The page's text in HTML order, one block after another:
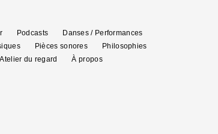
Podcasts
Danses / Performances
Pièces sonores
Philosophies
Atelier du regard
À propos